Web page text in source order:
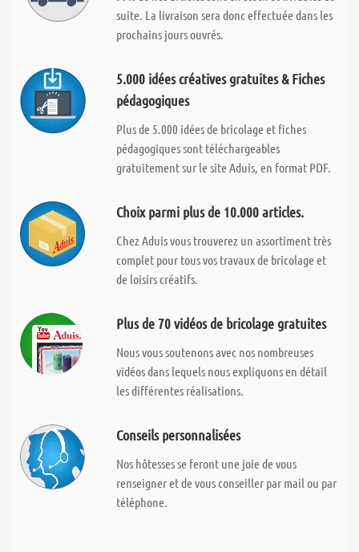
suite. La livraison sera donc effectuée dans les
prochains jours ouvrés.
5.000 idées créatives gratuites & Fiches
pédagogiques
Plus de 5.000 idées de bricolage et fiches
pédagogiques sont téléchargeables
gratuitement sur le site Aduis, en format PDF.
Choix parmi plus de 10.000 articles.
Chez Aduis vous trouverez un assortiment très
complet pour tous vos travaux de bricolage et
de loisirs créatifs.
Plus de 70 vidéos de bricolage gratuites
Nous vous soutenons avec nos nombreuses
vidéos dans lequels nous expliquons en détail
les différentes réalisations.
Conseils personnalisées
Nos hôtesses se feront une joie de vous
renseigner et de vous conseiller par mail ou par
téléphone.